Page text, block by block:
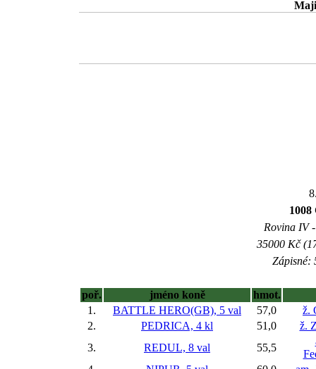
Rovina IV
35000 Kč
Zápisné:
poř. jméno koně
hmot.
1.
BATTLE HERO(GB), 5 val 57,0
ž.
2.
PEDRICA, 4 kl 51,0
ž.
3.
REDUL, 8 val 55,5